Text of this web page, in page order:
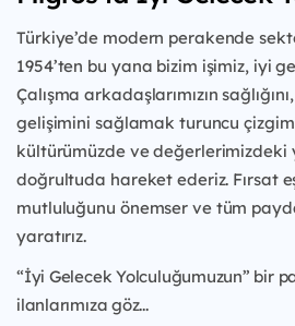
Türkiye’de modern perakende
1954’ten bu yana bizim işimiz, iyi
Çalışma arkadaşlarımızın
gelişimini sağlamak turuncu
kültürümüzde ve değerlerimizdeki
doğrultuda hareket ederiz. Fırsat
mutluluğunu önemser ve tüm
yaratırız.
“İyi Gelecek Yolculuğumuzun” bir
ilanlarımıza göz...